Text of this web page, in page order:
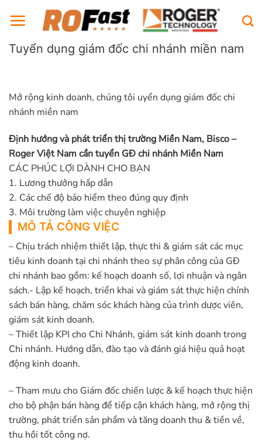
qua
dungTuyển dụng giám đốc chi nhánh miền nam
Mở rộng kinh doanh, chúng tôi uyển dụng giám đốc chi
nhánh miền nam
Định hướng và phát triển thị trường Miền Nam, Bisco –
Roger Việt Nam cần tuyển GĐ chi nhánh Miền Nam
CÁC PHÚC LỢI DÀNH CHO BẠN
1. Lương thưởng hấp dẫn
2. Các chế độ bảo hiểm theo đúng quy định
3. Môi trường làm việc chuyên nghiệp
MÔ TẢ CÔNG VIỆC
– Chịu trách nhiệm thiết lập, thực thi & giám sát các mục
tiêu kinh doanh tại chi nhánh theo sự phân công của GĐ
chi nhánh bao gồm: kế hoạch doanh số, lợi nhuận và ngân
sách.- Lập kế hoạch, triển khai và giám sát thực hiện chính
sách bán hàng, chăm sóc khách hàng của trình dược viên,
giám sát kinh doanh.
– Thiết lập KPI cho Chi Nhánh, giám sát kinh doanh trong
Chi nhánh. Hướng dẫn, đào tạo và đánh giá hiệu quả hoạt
động kinh doanh.
– Tham mưu cho Giám đốc chiến lược & kế hoạch thực hiện
cho bộ phận bán hàng để tiếp cận khách hàng, mở rộng thị
trường, phát triển sản phẩm và tăng doanh thu & tiền về,
thu hồi tốt công nợ.